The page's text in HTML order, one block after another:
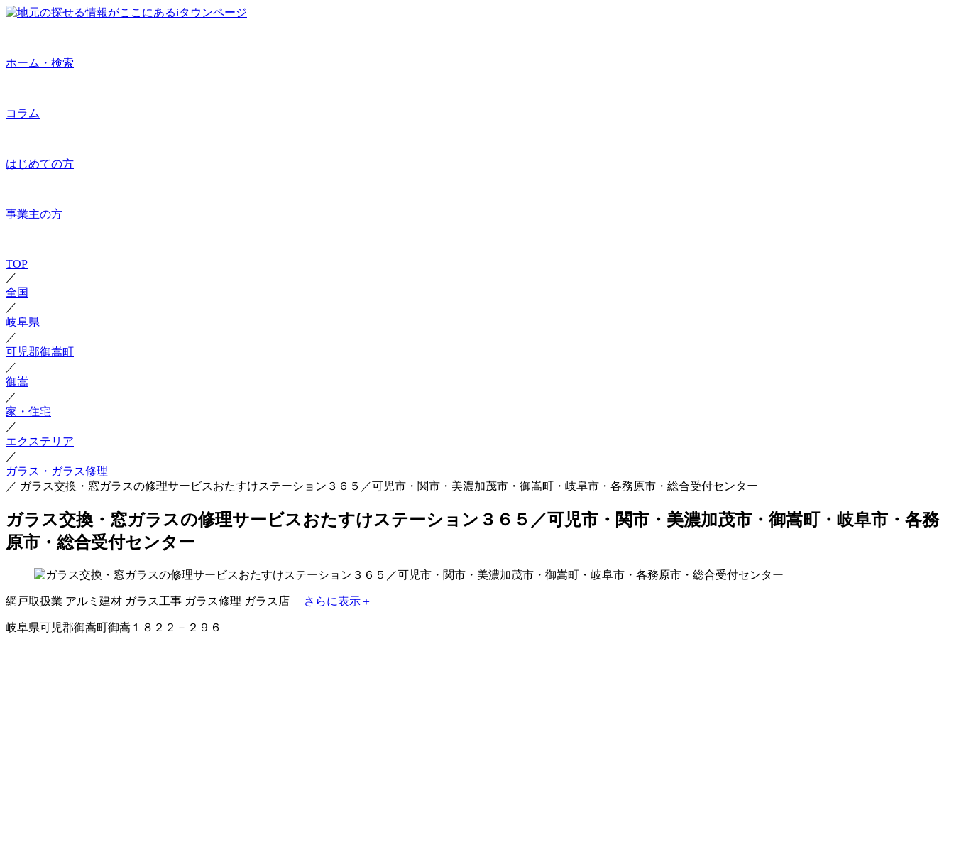
ホーム・検索
コラム
はじめての方
事業主の方
TOP
／
全国
／
岐阜県
／
可児郡御嵩町
／
御嵩
／
家・住宅
／
エクステリア
／
ガラス・ガラス修理
／ ガラス交換・窓ガラスの修理サービスおたすけステーション３６５／可児市・関市・美濃加茂市・御嵩町・岐阜市・各務原市・総合受付センター
ガラス交換・窓ガラスの修理サービスおたすけステーション３６５／可児市・関市・美濃加茂市・御嵩町・岐阜市・各務
原市・総合受付センター
網戸取扱業 アルミ建材 ガラス工事 ガラス修理 ガラス店 さらに表示＋
岐阜県可児郡御嵩町御嵩１８２２－２９６